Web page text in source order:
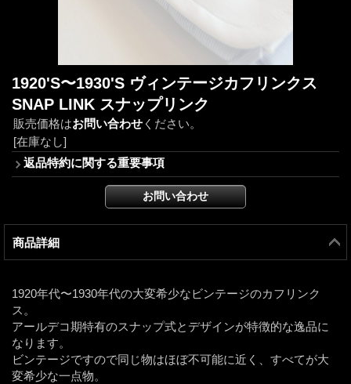
1920'S〜1930'S ヴィンテージカフリンクス
SNAP LINK スナップリンク
販売価格はお問い合わせ ください。
[在庫なし]
返品特約に関する重要事項
商品詳細
1920年代〜1930年代の大変希少なビンテージのカフリンク
ス。
アールデコ期特有のスナップ式とデザインが特徴的な逸品に
なります。
ビンテージですので同じ物はほぼ不可能に近く、すべてが大
変希少な一点物。